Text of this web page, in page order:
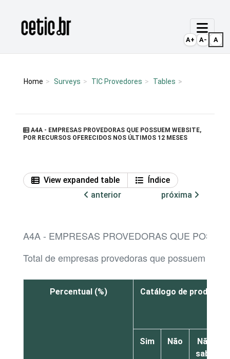
Página inicial
Home Surveys TIC Provedores Tables
A4A - EMPRESAS PROVEDORAS QUE POSSUEM WEBSITE,
POR RECURSOS OFERECIDOS NOS ÚLTIMOS 12 MESES
View expanded table
Índice
anterior
próxima
A4A - EMPRESAS PROVEDORAS QUE
Total de empresas provedoras que possuem
Percentual (%) Catálogo de produtos
Sim Não
Não
sabe
A+ A- A